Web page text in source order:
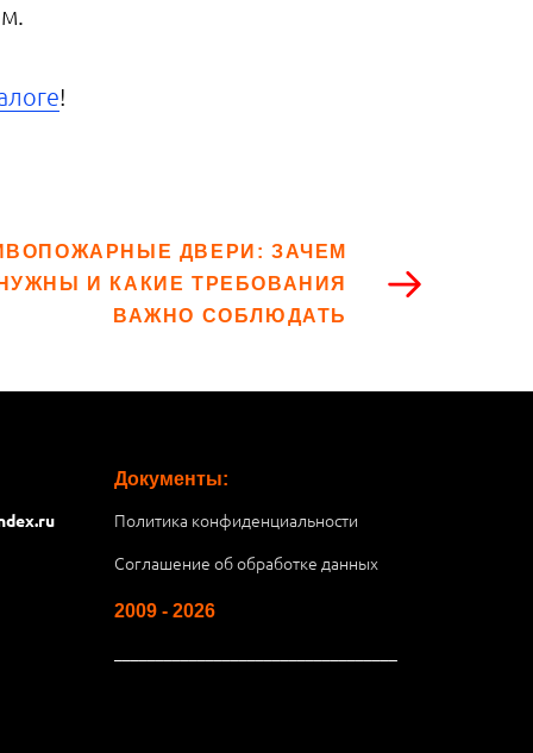
!
ДВЕРИ: ЗАЧЕМ
И КАКИЕ ТРЕБОВАНИЯ
ВАЖНО СОБЛЮДАТЬ
Документы:
Политика конфиденциальности
Соглашение об обработке данных
2009 - 2026